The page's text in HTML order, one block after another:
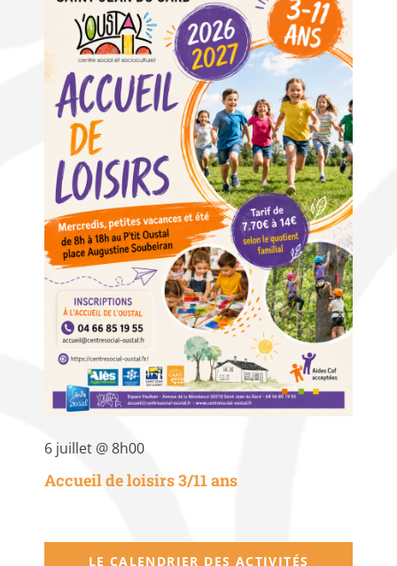
6 juillet @ 8h00
Accueil de loisirs 3/11 ans
LE CALENDRIER DES ACTIVITÉS